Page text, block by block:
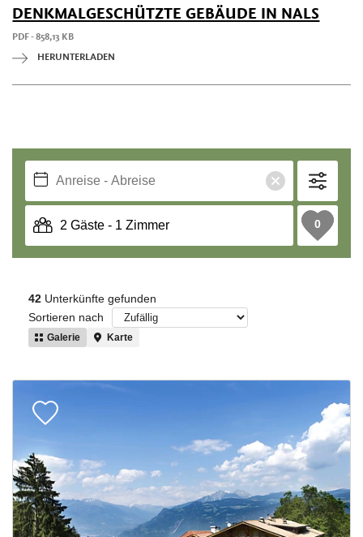
DENKMALGESCHÜTZTE GEBÄUDE IN NALS
PDF - 858,13 KB
HERUNTERLADEN